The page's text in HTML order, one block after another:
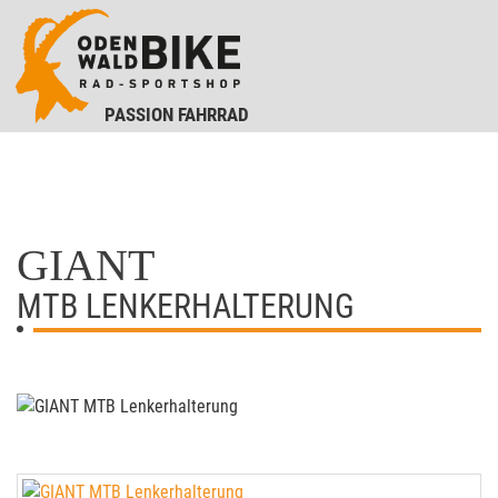
PASSION FAHRRAD
GIANT
MTB LENKERHALTERUNG